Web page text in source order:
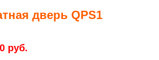
дверь QPS1
руб.